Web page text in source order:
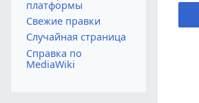
платформы
Свежие правки
Случайная страница
Справка по
MediaWiki